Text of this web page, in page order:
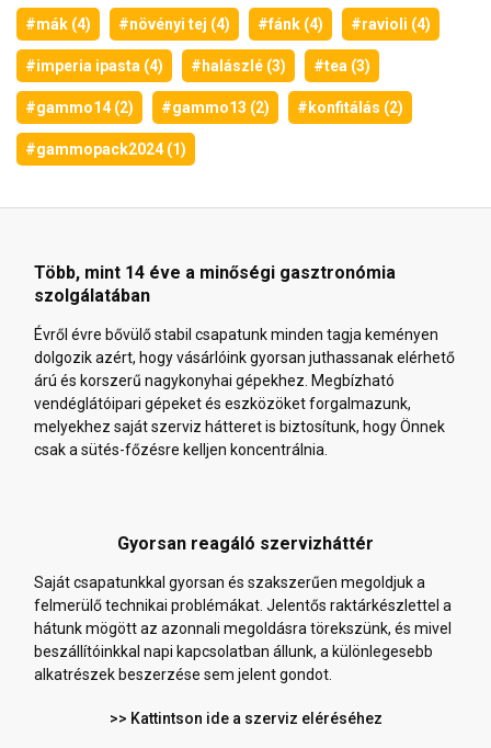
#mák (4) #növényi tej (4) #fánk (4) #ravioli (4)
#imperia ipasta (4) #halászlé (3) #tea (3)
#gammo14 (2) #gammo13 (2) #konfitálás (2)
#gammopack2024 (1)
Több, mint 14 éve a minőségi gasztronómia
szolgálatában
Évről évre bővülő stabil csapatunk minden tagja keményen
dolgozik azért, hogy vásárlóink gyorsan juthassanak elérhető
árú és korszerű nagykonyhai gépekhez. Megbízható
vendéglátóipari gépeket és eszközöket forgalmazunk,
melyekhez saját szerviz hátteret is biztosítunk, hogy Önnek
csak a sütés-főzésre kelljen koncentrálnia.
Gyorsan reagáló szervizháttér
Saját csapatunkkal gyorsan és szakszerűen megoldjuk a
felmerülő technikai problémákat. Jelentős raktárkészlettel a
hátunk mögött az azonnali megoldásra törekszünk, és mivel
beszállítóinkkal napi kapcsolatban állunk, a különlegesebb
alkatrészek beszerzése sem jelent gondot.
>> Kattintson ide a szerviz eléréséhez